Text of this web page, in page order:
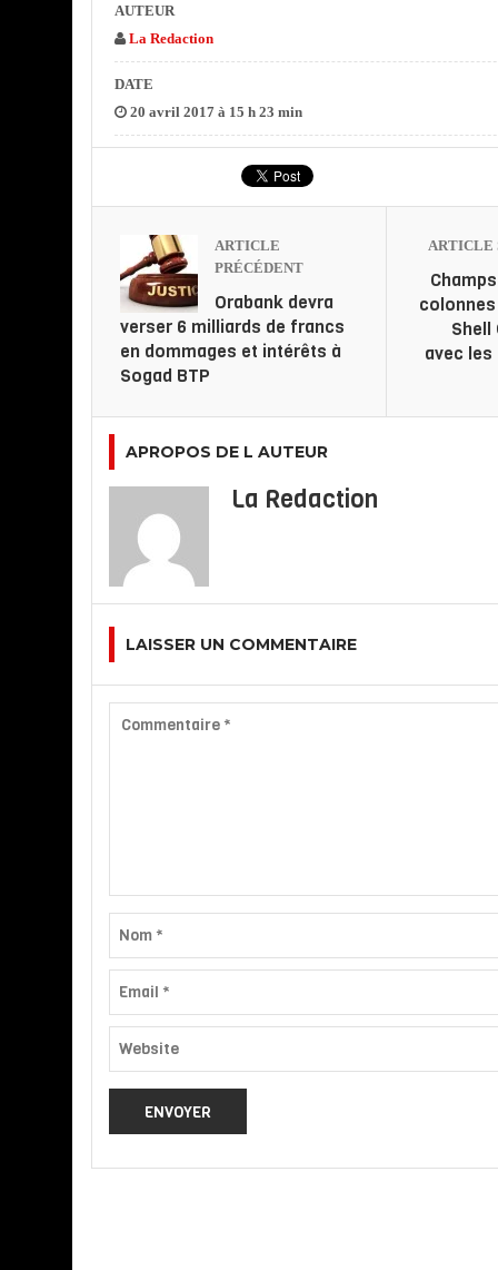
AUTEUR
La Redaction
DATE
20 avril 2017 à 15 h 23 min
ARTICLE
PRÉCÉDENT
Orabank devra
verser 6 milliards de francs
en dommages et intérêts à
Sogad BTP
ARTICLE
colonnes
Shell
avec
APROPOS DE L AUTEUR
La Redaction
LAISSER UN COMMENTAIRE